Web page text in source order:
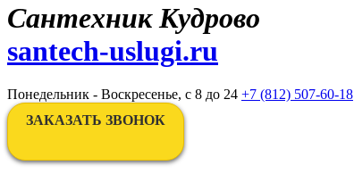
Сантехник Кудрово
santech-uslugi.ru
Понедельник - Воскресенье, с 8 до 24 +7 (812) 507-60-18
ЗАКАЗАТЬ ЗВОНОК